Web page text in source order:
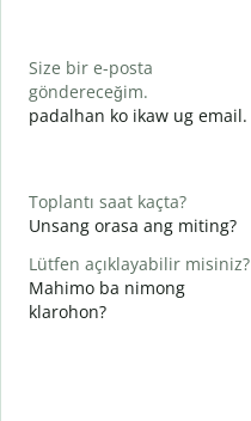
Size bir e-posta
göndereceğim.
padalhan ko ikaw ug email.
Toplantı saat kaçta?
Unsang orasa ang miting?
Lütfen açıklayabilir misiniz?
Mahimo ba nimong
klarohon?